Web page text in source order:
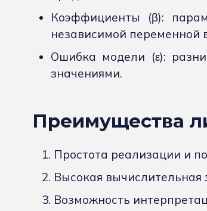
Коэффициенты (β):
независимой переменной
Ошибка модели (ε):
значениями.
Преимущества
Простота реализации и
Высокая вычислительная
Возможность